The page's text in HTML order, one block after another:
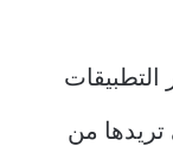
تريدها من